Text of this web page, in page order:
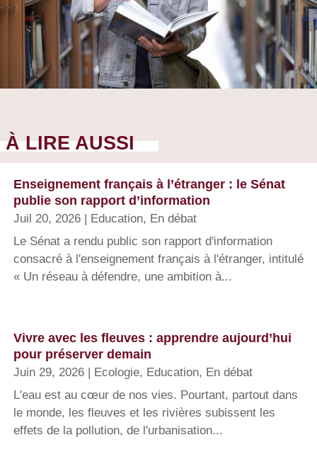
À LIRE AUSSI
Enseignement français à l’étranger : le Sénat
publie son rapport d’information
Juil 20, 2026 | Education, En débat
Le Sénat a rendu public son rapport d'information
consacré à l'enseignement français à l'étranger, intitulé
« Un réseau à défendre, une ambition à...
Vivre avec les fleuves : apprendre aujourd’hui
pour préserver demain
Juin 29, 2026 | Ecologie, Education, En débat
L'eau est au cœur de nos vies. Pourtant, partout dans
le monde, les fleuves et les rivières subissent les
effets de la pollution, de l'urbanisation...